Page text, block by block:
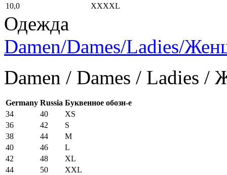
10,0
XXXXL
Одежда
Damen/Dames/Ladies/
Damen / Dames / Ladies
Germany Russia Буквенное обозн-е
34
40
XS
36
42
S
38
44
M
40
46
L
42
48
XL
44
50 XXL